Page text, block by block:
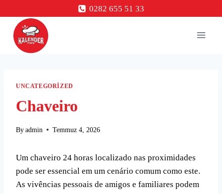
to
content
0282 655 51 33
UNCATEGORIZED
Chaveiro
By admin Temmuz 4, 2026
Um chaveiro 24 horas localizado nas proximidades
pode ser essencial em um cenário comum como este.
As vivências pessoais de amigos e familiares podem